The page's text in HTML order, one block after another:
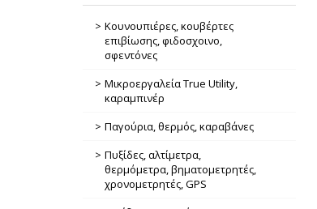
Κουνουπιέρες, κουβέρτες
επιβίωσης, φιδοσχοινο,
σφεντόνες
Μικροεργαλεία True Utility,
καραμπινέρ
Παγούρια, θερμός, καραβάνες
Πυξίδες, αλτίμετρα,
θερμόμετρα, βηματομετρητές,
χρονομετρητές, GPS